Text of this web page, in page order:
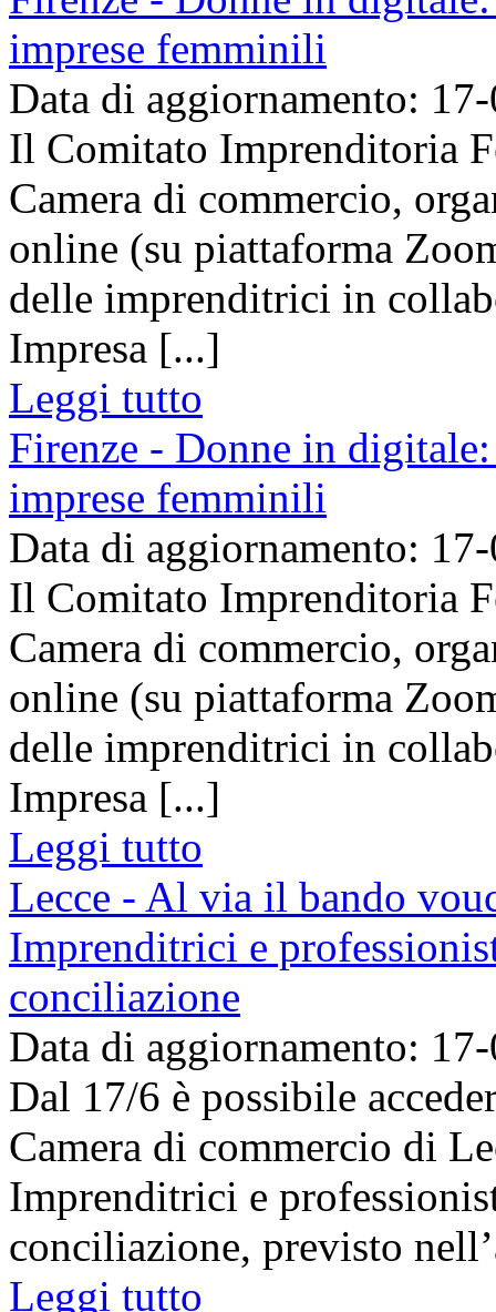
imprese femminili
Data di aggiornamento:
Il Comitato Imprenditoria
Camera di commercio,
online (su piattaforma
delle imprenditrici in
Impresa [...]
Leggi tutto
Firenze - Donne in
imprese femminili
Data di aggiornamento:
Il Comitato Imprenditoria
Camera di commercio,
online (su piattaforma
delle imprenditrici in
Impresa [...]
Leggi tutto
Lecce - Al via il bando
Imprenditrici e
conciliazione
Data di aggiornamento:
Dal 17/6 è possibile
Camera di commercio di
Imprenditrici e
conciliazione, previsto
Leggi tutto